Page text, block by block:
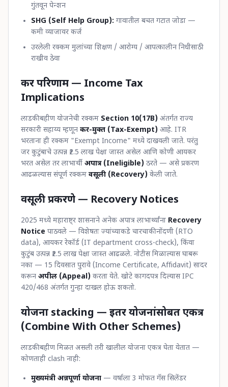
गुंतवून पेन्शन
SHG (Self Help Group): गावातील बचत गटात जोडा —
कमी व्याजावर कर्ज
उरलेली रक्कम मुलांच्या शिक्षण / आरोग्य / आपत्कालीन निधीसाठी
राखीव ठेवा
कर परिणाम — Income Tax
Implications
लाडकी बहीण योजनेची रक्कम Section 10(17B) अंतर्गत राज्य
सरकारी सहाय्य म्हणून कर-मुक्त (Tax-Exempt) आहे. ITR
भरताना ही रक्कम "Exempt Income" मध्ये दाखवली जाते. परंतु
जर कुटुंबाचे उत्पन्न ₹2.5 लाख पेक्षा जास्त असेल आणि कोणी आयकर
भरत असेल तर लाभार्थी अपात्र (Ineligible) ठरते — असे प्रकरण
आढळल्यास संपूर्ण रक्कम वसूली (Recovery) केली जाते.
वसूली प्रकरणे — Recovery Notices
2025 मध्ये महाराष्ट्र शासनाने अनेक अपात्र लाभार्थ्यांना Recovery
Notice पाठवले — विशेषतः ज्यांच्याकडे चारचाकी नोंदणी (RTO
data), आयकर रेकॉर्ड (IT department cross-check), किंवा
कुटुंब उत्पन्न ₹2.5 लाख पेक्षा जास्त आढळले. नोटीस मिळाल्यास घाबरू
नका — 15 दिवसात पुरावे (Income Certificate, Affidavit) सादर
करून अपील (Appeal) करता येते. खोटे कागदपत्र दिल्यास IPC
420/468 अंतर्गत गुन्हा दाखल होऊ शकतो.
योजना stacking — इतर योजनांसोबत एकत्र
(Combine With Other Schemes)
लाडकी बहीण मिळत असली तरी खालील योजना एकत्र घेता येतात —
कोणताही clash नाही:
मुख्यमंत्री अन्नपूर्णा योजना — वर्षाला 3 मोफत गॅस सिलेंडर